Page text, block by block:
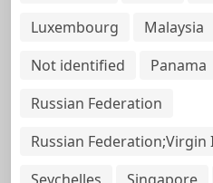
Luxembourg
Malaysia
Not identified
Panama
Russian Federation
Russian Federation;Virgin